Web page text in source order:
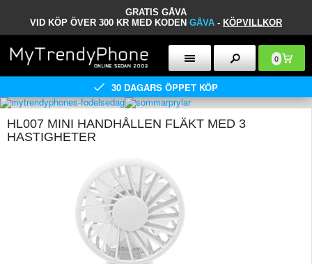
GRATIS GÅVA
VID KÖP ÖVER 300 KR MED KODEN GÅVA - KÖPVILLKOR
0
30 DAGARS ÖPPET KÖP
HL007 MINI HANDHÅLLEN FLÄKT MED 3
HASTIGHETER